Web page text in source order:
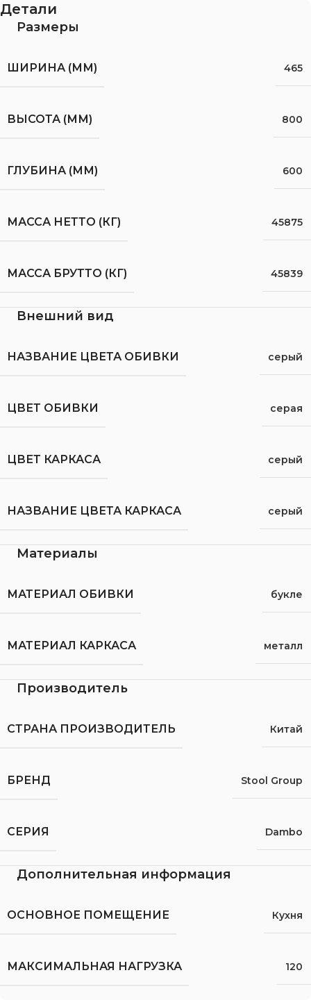
Детали
Размеры
ШИРИНА (ММ) 465
ВЫСОТА (ММ) 800
ГЛУБИНА (ММ) 600
МАССА НЕТТО (КГ) 45875
МАССА БРУТТО (КГ) 45839
Внешний вид
НАЗВАНИЕ ЦВЕТА ОБИВКИ серый
ЦВЕТ ОБИВКИ серая
ЦВЕТ КАРКАСА серый
НАЗВАНИЕ ЦВЕТА КАРКАСА серый
Материалы
МАТЕРИАЛ ОБИВКИ букле
МАТЕРИАЛ КАРКАСА металл
Производитель
СТРАНА ПРОИЗВОДИТЕЛЬ Китай
БРЕНД Stool Group
СЕРИЯ Dambo
Дополнительная информация
ОСНОВНОЕ ПОМЕЩЕНИЕ Кухня
МАКСИМАЛЬНАЯ НАГРУЗКА 120